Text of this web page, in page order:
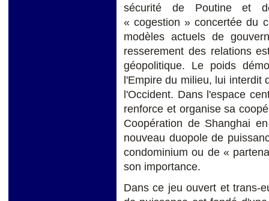
sécurité de Poutine et
« cogestion » concertée du
modèles actuels de
resserement des relations
géopolitique. Le poids
l'Empire du milieu, lui interdit
l'Occident. Dans l'espace
renforce et organise sa
Coopération de Shanghai
nouveau duopole de
condominium ou de «
son importance.
Dans ce jeu ouvert et trans-